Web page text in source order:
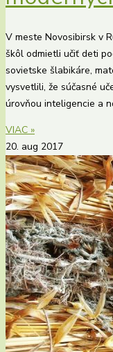
V meste Novosibirsk v
škôl odmietli učiť deti
sovietske šlabikáre,
vysvetlili, že súčasné
úrovňou inteligencie a
VIAC »
20. aug 2017